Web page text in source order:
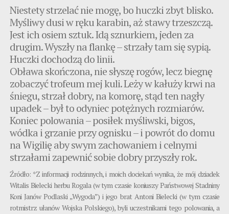
Niestety strzelać nie mogę, bo huczki zbyt blisko.
Myśliwy dusi w ręku karabin, aż stawy trzeszczą.
Jest ich osiem sztuk. Idą sznurkiem, jeden za
drugim. Wyszły na flankę – strzały tam się sypią.
Huczki dochodzą do linii.
Obława skończona, nie słyszę rogów, lecz biegnę
zobaczyć trofeum mej kuli. Leży w kałuży krwi na
śniegu, strzał dobry, na komorę, stąd ten nagły
upadek – był to odyniec potężnych rozmiarów.
Koniec polowania – posiłek myśliwski, bigos,
wódka i grzanie przy ognisku – i powrót do domu
na Wigilię aby swym zachowaniem i celnymi
strzałami zapewnić sobie dobry przyszły rok.
Źródło: *Z informacji rodzinnych, i moich dociekań wynika, że mój dziadek
Witalis Bielecki herbu Rogala (w tym czasie koniuszy Państwowej Stadniny
Koni Janów Podlaski „Wygoda”) i jego brat Antoni Bielecki (w tym czasie
rotmistrz ułanów Wojska Polskiego), byli uczestnikami tego polowania, a